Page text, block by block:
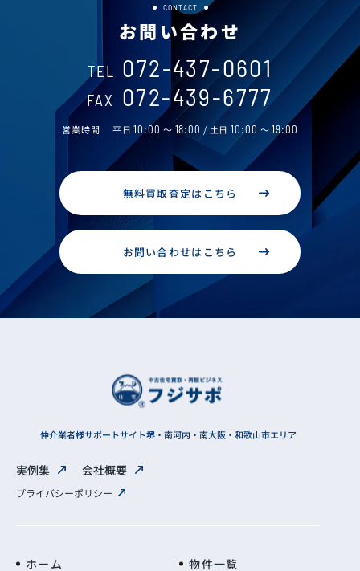
CONTACT
お問い合わせ
TEL 072-437-0601
FAX 072-439-6777
営業時間 平日10:00 ～ 18:00 / 土日10:00 ～19:00
無料買取査定はこちら
お問い合わせはこちら
仲介業者様サポートサイト堺・南河内・南大阪・和歌山市エリア
実例集 会社概要
プライバシーポリシー
ホーム 物件一覧